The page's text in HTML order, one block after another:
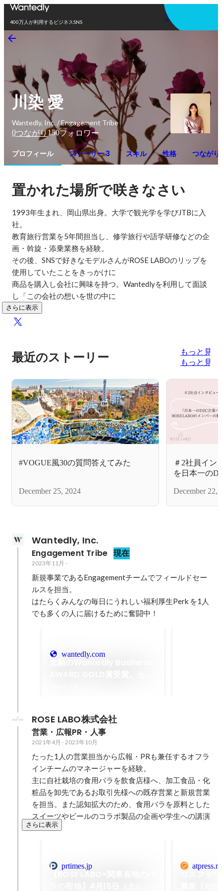
400万人が利用するビジネスSNS
アプリを使う
川染 愛
Wantedly, Inc. / Engagement Tribe
0つながり 150フォロワー
プロフィール ストーリー 3 スキル 性格 つながり
置かれた場所で咲きなさい
1993年生まれ、岡山県出身。大学で観光学を学びJTBに入
社。
教育旅行営業を5年間担当し、修学旅行や語学研修などの企
画・斡旋・添乗業務を経験。
その後、SNSで好きなモデルさんがROSE LABOのリップを
使用していたことをきっかけに
商品を購入し会社に興味を持つ。Wantedlyを利用して面談
し「この会社の想いを世の中に
さらに表示
最近のストーリー
もっと見る
もっと見る
#VOGUE風30の質問答えてみた
December 25, 2024
＃2社員イン
を日本一の
LABOメンバ
December 22,
Wantedly, Inc.
Engagement Tribe 現在
2023年11月 -
新規事業であるEngagementチームでフィールドセー
ルスを担当。
はたらくみんなの毎日にうれしい福利厚生Perk を1人
でも多くの人に届けるために奮闘中！
wantedly.com
Blog
ROSE LABO株式会社
営業・広報PR・人事
2021年4月 - 2023年10月
たった1人の営業担当から広報・PRも兼任するオフラ
インチームのマネージャーを経験。
主に自社栽培の食用バラを飲食店様へ、加工食品・化
粧品を卸先であるお取引先様への既存営業と新規営業
を担当。また認知拡大のため、食用バラを原料とした
スイーツやビールのコラボ製品の企画や学生への講演
さらに表示
prtimes.jp